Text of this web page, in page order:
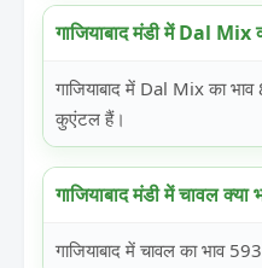
गाजियाबाद मंडी में Dal Mix
गाजियाबाद में Dal Mix का
कुएंटल हैं।
गाजियाबाद मंडी में चावल क्या
गाजियाबाद में चावल का भाव